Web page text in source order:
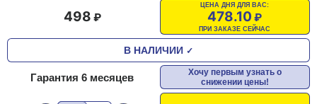
ЦЕНА ДНЯ ДЛЯ ВАС:
478.10
ПРИ ЗАКАЗЕ СЕЙЧАС
498
В НАЛИЧИИ ✓
Гарантия 6 месяцев
Хочу первым узнать о
снижении цены!